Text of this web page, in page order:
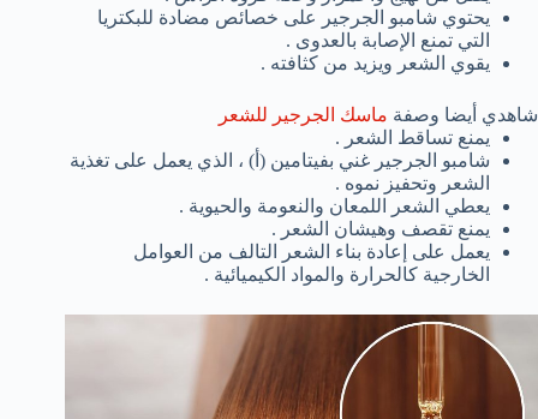
يحتوي شامبو الجرجير على خصائص مضادة للبكتريا
التي تمنع الإصابة بالعدوى .
يقوي الشعر ويزيد من كثافته .
شاهدي أيضا وصفة ماسك الجرجير للشعر
يمنع تساقط الشعر .
شامبو الجرجير غني بفيتامين (أ) ، الذي يعمل على تغذية
الشعر وتحفيز نموه .
يعطي الشعر اللمعان والنعومة والحيوية .
يمنع تقصف وهيشان الشعر .
يعمل على إعادة بناء الشعر التالف من العوامل
الخارجية كالحرارة والمواد الكيميائية .